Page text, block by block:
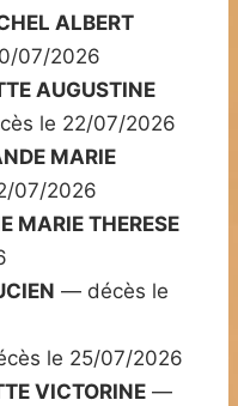
ALBERT
07/2026
AUGUSTINE
le 22/07/2026
MARIE
07/2026
MARIE THERESE
— décès le
le 25/07/2026
VICTORINE —